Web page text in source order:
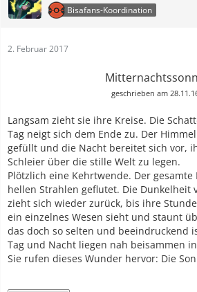
Bisafans-Koordination
2. Februar 2017
geschrieben am
Langsam zieht sie ihre Kreise. Die
Tag neigt sich dem Ende zu. Der
gefüllt und die Nacht bereitet sich vor,
Schleier über die stille Welt zu legen.
Plötzlich eine Kehrtwende. Der
hellen Strahlen geflutet. Die Dunkelheit
zieht sich wieder zurück, bis ihre
ein einzelnes Wesen sieht und staunt
das doch so selten und beeindruckend
Tag und Nacht liegen nah beisammen
Sie rufen dieses Wunder hervor: Die